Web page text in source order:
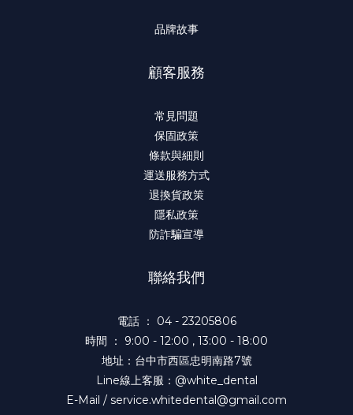
品牌故事
顧客服務
常見問題
保固政策
條款與細則
運送服務方式
退換貨政策
隱私政策
防詐騙宣導
聯絡我們
電話 ： 04 - 23205806
時間 ： 9:00 - 12:00 , 13:00 - 18:00
地址：台中市西區忠明南路7號
Line線上客服：@white_dental
E-Mail / service.whitedental@gmail.com